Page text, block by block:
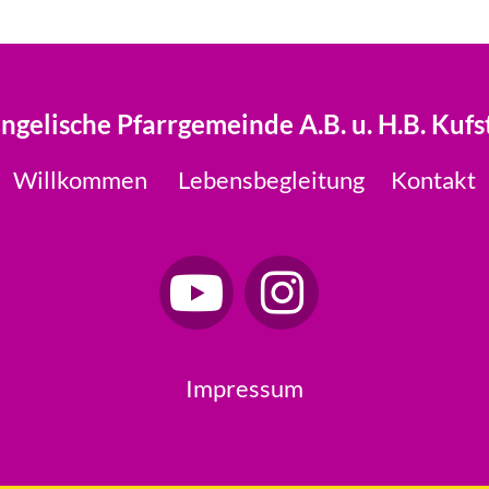
Pfarrgemeinde A.B. u. H.B.
Willkommen Lebensbegleitung Kontakt
Impressum